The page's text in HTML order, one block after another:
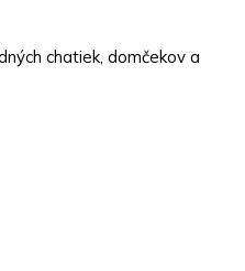
chatiek, domčekov a